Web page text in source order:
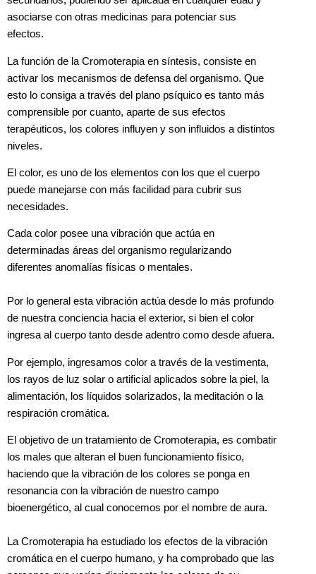
asociarse con otras medicinas para potenciar sus
efectos.
La función de la Cromoterapia en síntesis, consiste en
activar los mecanismos de defensa del organismo. Que
esto lo consiga a través del plano psíquico es tanto más
comprensible por cuanto, aparte de sus efectos
terapéuticos, los colores influyen y son influidos a distintos
niveles.
El color, es uno de los elementos con los que el cuerpo
puede manejarse con más facilidad para cubrir sus
necesidades.
Cada color posee una vibración que actúa en
determinadas áreas del organismo regularizando
diferentes anomalías físicas o mentales.
Por lo general esta vibración actúa desde lo más profundo
de nuestra conciencia hacia el exterior, si bien el color
ingresa al cuerpo tanto desde adentro como desde afuera.
Por ejemplo, ingresamos color a través de la vestimenta,
los rayos de luz solar o artificial aplicados sobre la piel, la
alimentación, los líquidos solarizados, la meditación o la
respiración cromática.
El objetivo de un tratamiento de Cromoterapia, es combatir
los males que alteran el buen funcionamiento físico,
haciendo que la vibración de los colores se ponga en
resonancia con la vibración de nuestro campo
bioenergético, al cual conocemos por el nombre de aura.
La Cromoterapia ha estudiado los efectos de la vibración
cromática en el cuerpo humano, y ha comprobado que las